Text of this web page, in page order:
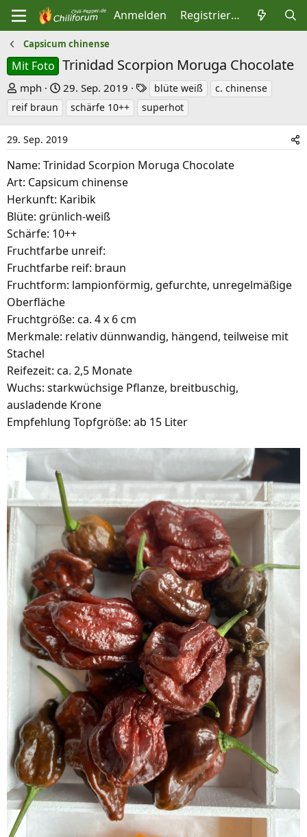
Anmelden Registrieren
Capsicum chinense
Mit Foto Trinidad Scorpion Moruga Chocolate
E
r
s
e
l
l
e
r
mph
E
t
e
l
l
t
a
m
29. Sep. 2019
c
h
a
g
blüte weiß
c. chinense
reif braun
schärfe 10++ superhot
29. Sep. 2019
Name: Trinidad Scorpion Moruga Chocolate
Art: Capsicum chinense
Herkunft: Karibik
Blüte: grünlich-weiß
Schärfe: 10++
Fruchtfarbe unreif:
Fruchtfarbe reif: braun
Fruchtform: lampionförmig, gefurchte, unregelmäßige
Oberfläche
Fruchtgröße: ca. 4 x 6 cm
Merkmale: relativ dünnwandig, hängend, teilweise mit
Stachel
Reifezeit: ca. 2,5 Monate
Wuchs: starkwüchsige Pflanze, breitbuschig,
ausladende Krone
Empfehlung Topfgröße: ab 15 Liter